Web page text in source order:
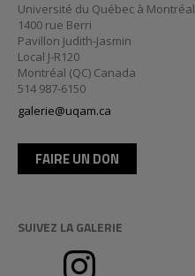
Université du Québec à Montréal
1400 rue Berri
Pavillon Judith-Jasmin
Local J-R120
Montréal (QC) Canada
514 987-6150
galerie@uqam.ca
FAIRE UN DON
SUIVEZ LA GALERIE